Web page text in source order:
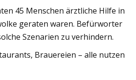
45 Menschen ärztliche Hilfe in
geraten waren. Befürworter
Szenarien zu verhindern.
Brauereien – alle nutzen